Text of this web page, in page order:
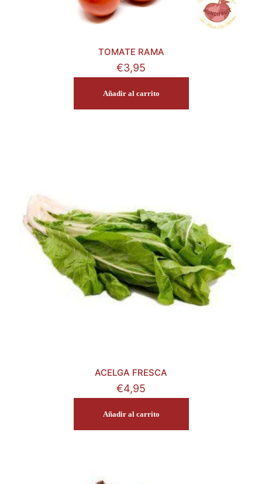
TOMATE RAMA
€3,95
Añadir al carrito
ACELGA FRESCA
€4,95
Añadir al carrito